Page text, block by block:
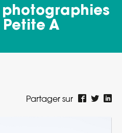
A
Partager sur